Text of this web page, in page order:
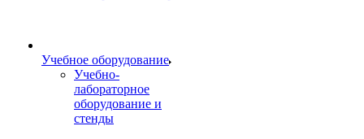
Учебное оборудование
Учебно-
лабораторное
оборудование и
стенды